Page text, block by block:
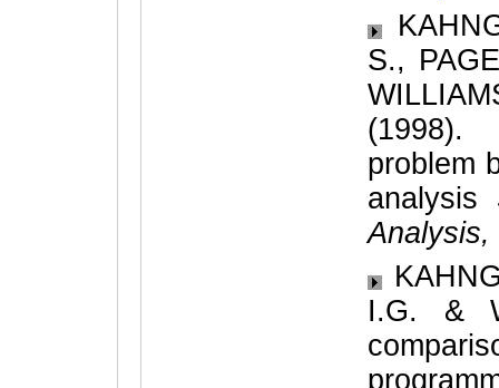
S.,
(1998).
problem
analysis
Analysis,
I.G. &